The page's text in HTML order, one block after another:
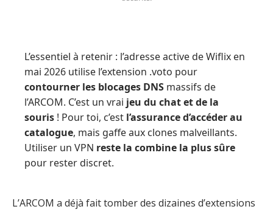
L’essentiel à retenir : l’adresse active de Wiflix en
mai 2026 utilise l’extension .voto pour
contourner les blocages DNS massifs de
l’ARCOM. C’est un vrai jeu du chat et de la
souris ! Pour toi, c’est l’assurance d’accéder au
catalogue, mais gaffe aux clones malveillants.
Utiliser un VPN reste la combine la plus sûre
pour rester discret.
L’ARCOM a déjà fait tomber des dizaines d’extensions